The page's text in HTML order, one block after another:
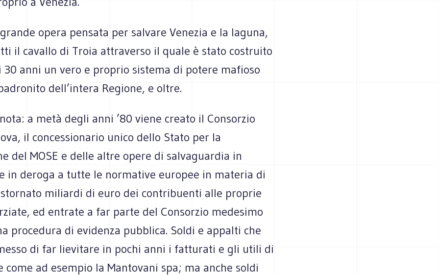
opera pensata per salvare Venezia e la laguna,
il cavallo di Troia attraverso il quale è stato costruito
anni un vero e proprio sistema di potere mafioso
dell’intera Regione, e oltre.
a metà degli anni ’80 viene creato il Consorzio
il concessionario unico dello Stato per la
del MOSE e delle altre opere di salvaguardia in
in deroga a tutte le normative europee in materia di
miliardi di euro dei contribuenti alle proprie
ed entrate a far parte del Consorzio medesimo
procedura di evidenza pubblica. Soldi e appalti che
di far lievitare in pochi anni i fatturati e gli utili di
come ad esempio la Mantovani spa; ma anche soldi